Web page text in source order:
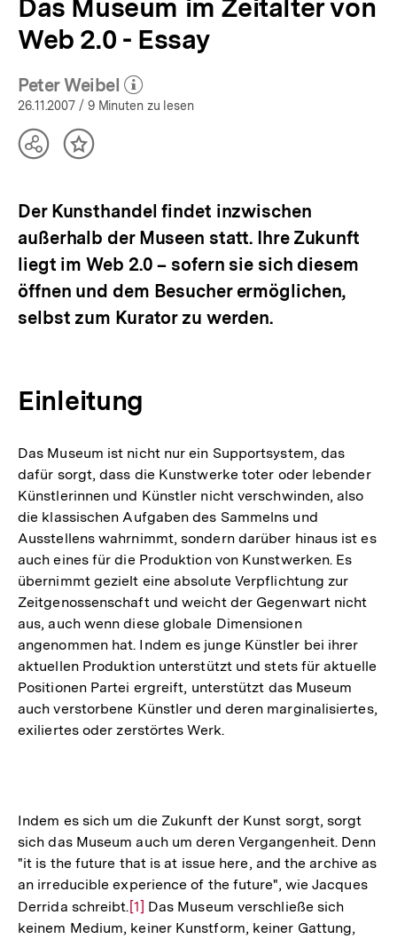
Das Museum im Zeitalter von
Web 2.0 - Essay
Peter Weibel
(Mehr zum Autor)
öffnen
26.11.2007 / 9 Minuten zu lesen
TeilenInhalt
Der Kunsthandel findet inzwischen
außerhalb der Museen statt. Ihre Zukunft
liegt im Web 2.0 – sofern sie sich diesem
öffnen und dem Besucher ermöglichen,
selbst zum Kurator zu werden.
Einleitung
Das Museum ist nicht nur ein Supportsystem, das
dafür sorgt, dass die Kunstwerke toter oder lebender
Künstlerinnen und Künstler nicht verschwinden, also
die klassischen Aufgaben des Sammelns und
Ausstellens wahrnimmt, sondern darüber hinaus ist es
auch eines für die Produktion von Kunstwerken. Es
übernimmt gezielt eine absolute Verpflichtung zur
Zeitgenossenschaft und weicht der Gegenwart nicht
aus, auch wenn diese globale Dimensionen
angenommen hat. Indem es junge Künstler bei ihrer
aktuellen Produktion unterstützt und stets für aktuelle
Positionen Partei ergreift, unterstützt das Museum
auch verstorbene Künstler und deren marginalisiertes,
exiliertes oder zerstörtes Werk.
Indem es sich um die Zukunft der Kunst sorgt, sorgt
sich das Museum auch um deren Vergangenheit. Denn
"it is the future that is at issue here, and the archive as
an irreducible experience of the future", wie Jacques
Derrida schreibt. Zur
Auflösung
[1] Das Museum verschließe sich
keinem Medium, keiner Kunstform, keiner Gattung,